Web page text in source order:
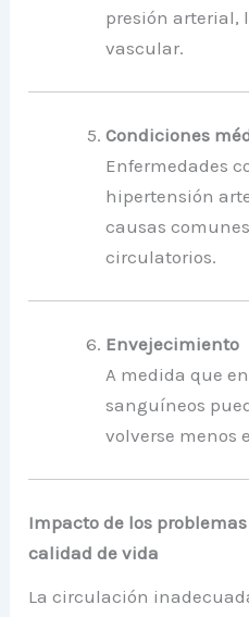
presión arterial,
vascular.
Condiciones
Enfermedades
hipertensión
causas
circulatorios.
Envejecimiento
A medida que
sanguíneos
volverse menos
Impacto de los
calidad de vida
La circulación